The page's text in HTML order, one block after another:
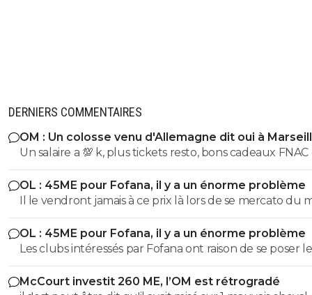
DERNIERS COMMENTAIRES
OM : Un colosse venu d'Allemagne dit oui à
Un salaire a 💯 k, plus tickets resto, bons cadeaux FNAC
carte UGC ça peut le faire
OL : 45ME pour Fofana, il y a un énorme problème
Il le vendront jamais à ce prix là lors de se mercato du
OL : 45ME pour Fofana, il y a un énorme problème
Les clubs intéressés par Fofana ont raison de se poser
bonnes questions à son sujet sur sa longue blessure. Il
évident que les clubs cités ne veulent pas prendre de
McCourt investit 260 ME, l’OM est rétrogradé